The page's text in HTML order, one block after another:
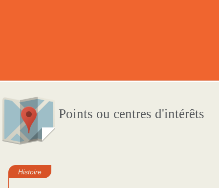
Points ou centres d'intérêts
Histoire